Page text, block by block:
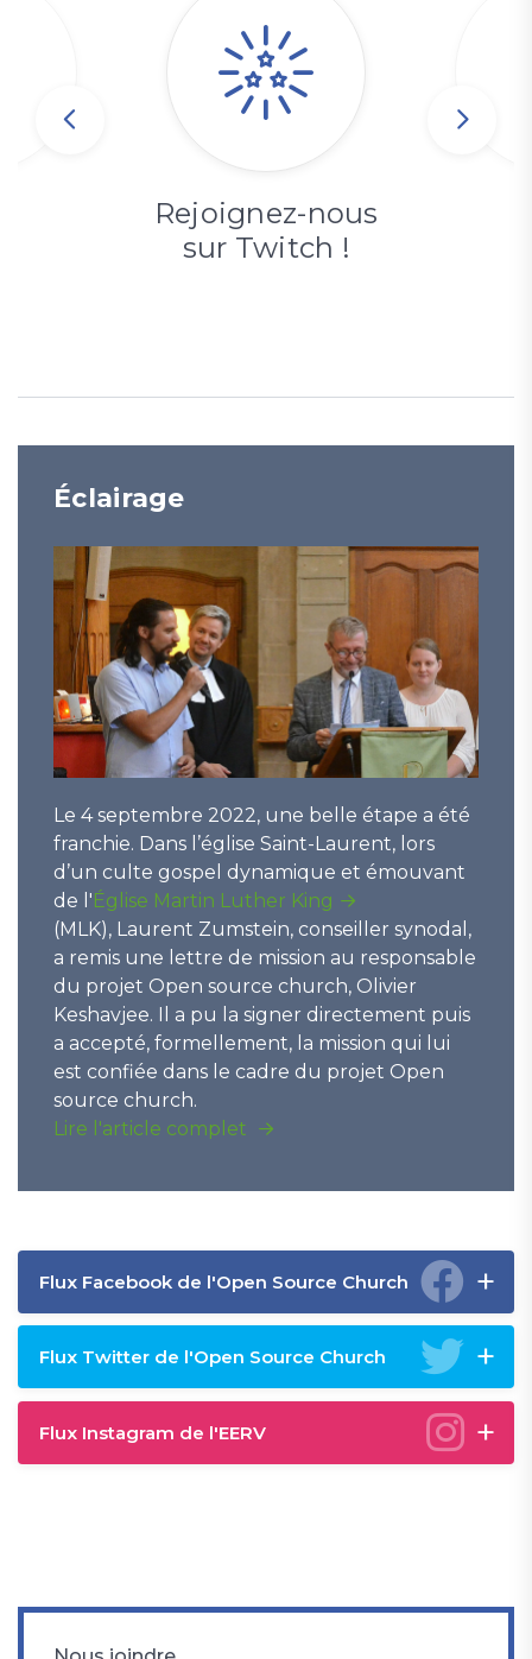
Rejoignez-nous
sur Twitch !
Éclairage
Le 4 septembre 2022, une belle étape a été
franchie. Dans l’église Saint-Laurent, lors
d’un culte gospel dynamique et émouvant
de l'Église Martin Luther King
(MLK), Laurent Zumstein, conseiller synodal,
a remis une lettre de mission au responsable
du projet Open source church, Olivier
Keshavjee. Il a pu la signer directement puis
a accepté, formellement, la mission qui lui
est confiée dans le cadre du projet Open
source church.
Lire l'article complet
Flux Facebook de l'Open Source Church
Flux Twitter de l'Open Source Church
Flux Instagram de l'EERV